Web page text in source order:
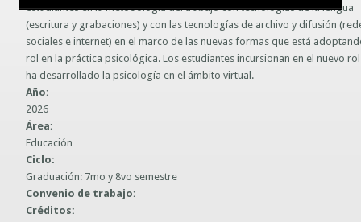
Guías prácticas o proyectos
Guías UCO
Información sobre SPAM y Phising
estudiantes en la metodología del trabajo con tecnologías de la lengua
(escritura y grabaciones) y con las tecnologías de archivo y difusión
sociales e internet) en el marco de las nuevas formas que está
rol en la práctica psicológica. Los estudiantes incursionan en el nuevo
ha desarrollado la psicología en el ámbito virtual.
Año:
2026
Área:
Educación
Ciclo:
Graduación: 7mo y 8vo semestre
Convenio de trabajo:
Créditos: